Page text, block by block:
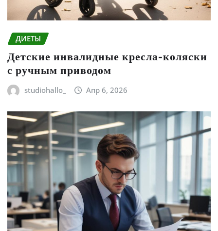
ДИЕТЫ
Детские инвалидные кресла-коляски
с ручным приводом
studiohallo_ Апр 6, 2026